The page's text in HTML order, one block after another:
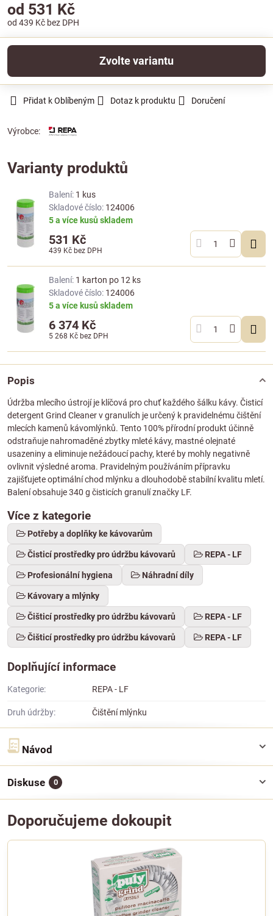
od 531 Kč
od 439 Kč bez DPH
Zvolte variantu
Přidat k Oblíbeným Dotaz k produktu Doručení
Výrobce:
Varianty produktů
Balení: 1 kus
Skladové číslo: 124006
5 a více kusů skladem
531 Kč
439 Kč bez DPH
Balení: 1 karton po 12 ks
Skladové číslo: 124006
5 a více kusů skladem
6 374 Kč
5 268 Kč bez DPH
Popis
Údržba mlecího ústrojí je klíčová pro chuť každého šálku kávy. Čisticí
detergent Grind Cleaner v granulích je určený k pravidelnému čištění
mlecích kamenů kávomlýnků. Tento 100% přírodní produkt účinně
odstraňuje nahromaděné zbytky mleté kávy, mastné olejnaté
usazeniny a eliminuje nežádoucí pachy, které by mohly negativně
ovlivnit výsledné aroma. Pravidelným používáním přípravku
zajišťujete optimální chod mlýnku a dlouhodobě stabilní kvalitu mletí.
Balení obsahuje 340 g čisticích granulí značky LF.
Více z kategorie
Potřeby a doplňky ke kávovarům
Čisticí prostředky pro údržbu kávovarů REPA - LF
Profesionální hygiena Náhradní díly
Kávovary a mlýnky
Čišticí prostředky pro údržbu kávovarů REPA - LF
Čišticí prostředky pro údržbu kávovarů REPA - LF
Doplňující informace
Kategorie: REPA - LF
Druh údržby: Čištění mlýnku
Návod
Diskuse 0
Doporučujeme dokoupit